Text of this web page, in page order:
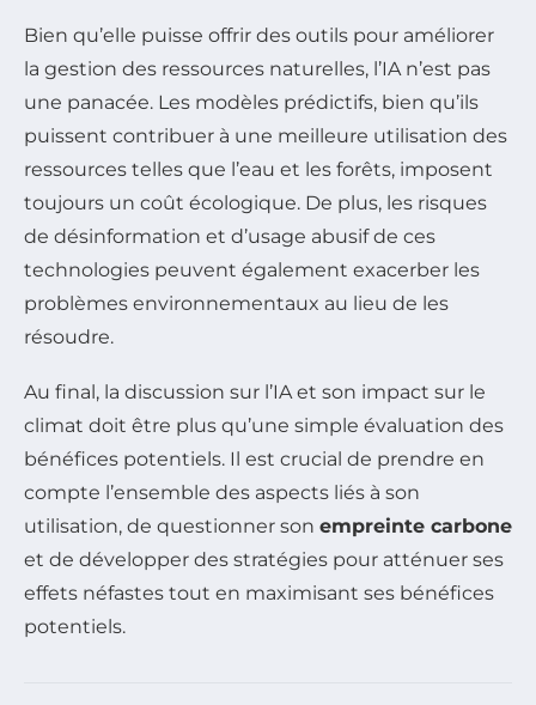
Bien qu’elle puisse offrir des outils pour améliorer
la gestion des ressources naturelles, l’IA n’est pas
une panacée. Les modèles prédictifs, bien qu’ils
puissent contribuer à une meilleure utilisation des
ressources telles que l’eau et les forêts, imposent
toujours un coût écologique. De plus, les risques
de désinformation et d’usage abusif de ces
technologies peuvent également exacerber les
problèmes environnementaux au lieu de les
résoudre.
Au final, la discussion sur l’IA et son impact sur le
climat doit être plus qu’une simple évaluation des
bénéfices potentiels. Il est crucial de prendre en
compte l’ensemble des aspects liés à son
utilisation, de questionner son empreinte carbone
et de développer des stratégies pour atténuer ses
effets néfastes tout en maximisant ses bénéfices
potentiels.